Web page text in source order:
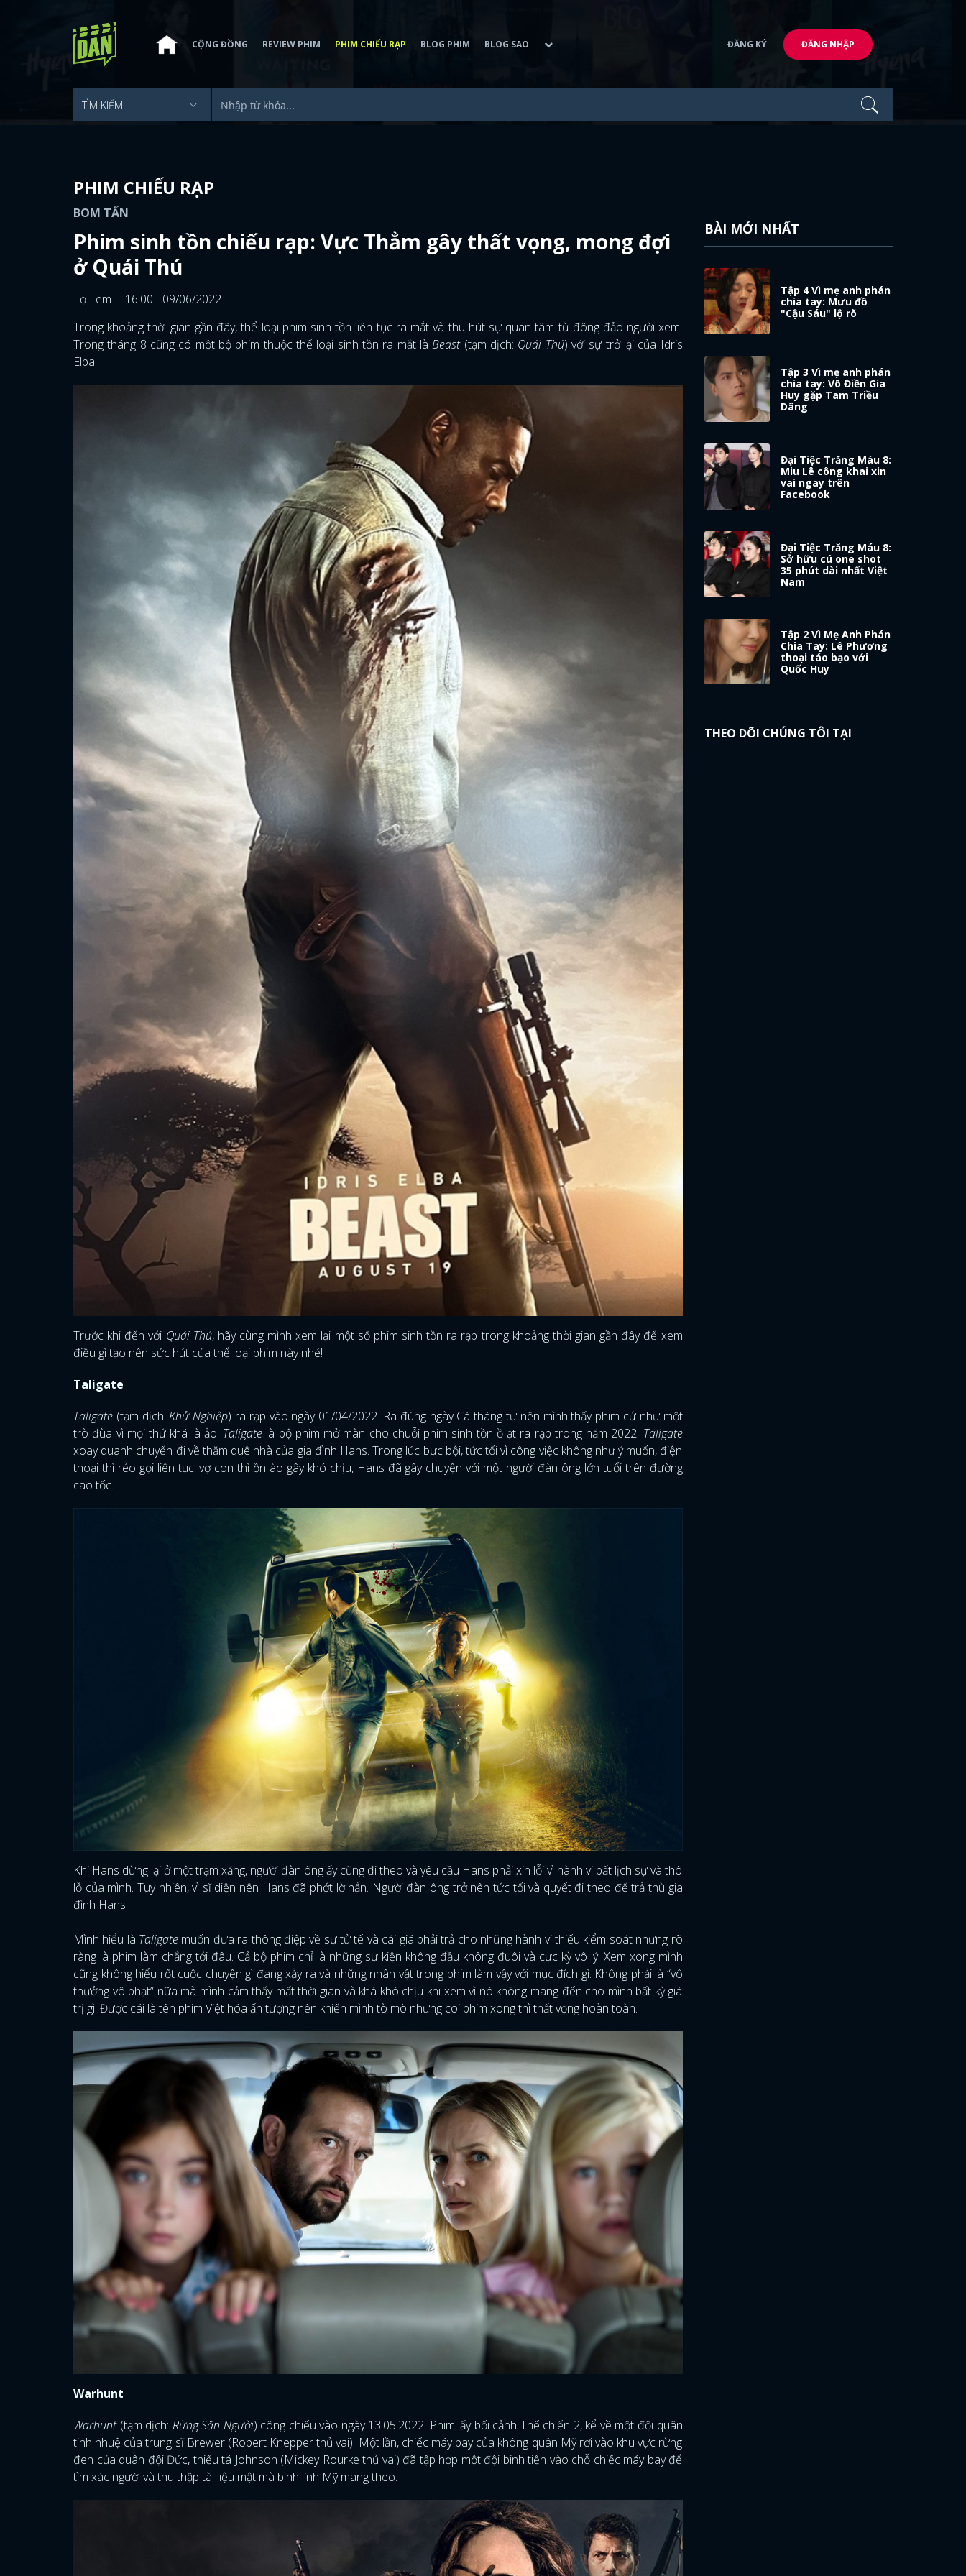
ĐĂNG NHẬP
FACEBOOK GOOGLE
CỘNG ĐỒNG REVIEW PHIM PHIM CHIẾU RẠP BLOG PHIM BLOG SAO ĐĂNG KÝ ĐĂNG NHẬP
PHIM CHIẾU RẠP
BOM TẤN
Phim sinh tồn chiếu rạp: Vực Thẳm gây thất vọng, mong đợi
ở Quái Thú
Lọ Lem
16:00 - 09/06/2022
Trong khoảng thời gian gần đây, thể loại phim sinh tồn liên tục ra mắt và thu hút sự quan tâm từ đông đảo người xem.
Trong tháng 8 cũng có một bộ phim thuộc thể loại sinh tồn ra mắt làBeast(tạm dịch: Quái Thú) với sự trở lại của Idris
Elba.
Trước khi đến với Quái Thú, hãy cùng mình xem lại một số phim sinh tồn ra rạp trong khoảng thời gian gần đây để xem
điều gì tạo nên sức hút của thể loại phim này nhé!
Taligate
Taligate (tạm dịch:Khử Nghiệp) ra rạp vào ngày 01/04/2022. Ra đúng ngày Cá tháng tư nên mình thấy phim cứ như một
trò đùa vì mọi thứ khá là ảo. Taligate là bộ phim mở màn cho chuỗi phim sinh tồn ồ ạt ra rạp trong năm 2022. Taligate
xoay quanh chuyến đi về thăm quê nhà của gia đình Hans. Trong lúc bực bội, tức tối vì công việc không như ý muốn, điện
thoại thì réo gọi liên tục, vợ con thì ồn ào gây khó chịu, Hans đã gây chuyện với một người đàn ông lớn tuổi trên đường
cao tốc.
Khi Hans dừng lại ở một trạm xăng, người đàn ông ấy cũng đi theo và yêu cầu Hans phải xin lỗi vì hành vi bất lịch sự và thô
lỗ của mình. Tuy nhiên, vì sĩ diện nên Hans đã phớt lờ hắn. Người đàn ông trở nên tức tối và quyết đi theo để trả thù gia
đình Hans.
Mình hiểu là Taligate muốn đưa ra thông điệp về sự tử tế và cái giá phải trả cho những hành vi thiếu kiểm soát nhưng rõ
ràng là phim làm chẳng tới đâu. Cả bộ phim chỉ là những sự kiện không đầu không đuôi và cực kỳ vô lý. Xem xong mình
cũng không hiểu rốt cuộc chuyện gì đang xảy ra và những nhân vật trong phim làm vậy với mục đích gì. Không phải là “vô
thưởng vô phạt” nữa mà mình cảm thấy mất thời gian và khá khó chịu khi xem vì nó không mang đến cho mình bất kỳ giá
trị gì. Được cái là tên phim Việt hóa ấn tượng nên khiến mình tò mò nhưng coi phim xong thì thất vọng hoàn toàn.
Warhunt
Warhunt(tạm dịch: Rừng Săn Người) công chiếu vào ngày 13.05.2022. Phim lấy bối cảnh Thế chiến 2, kể về một đội quân
tinh nhuệ của trung sĩ Brewer (Robert Knepper thủ vai). Một lần, chiếc máy bay của không quân Mỹ rơi vào khu vực rừng
đen của quân đội Đức, thiếu tá Johnson (Mickey Rourke thủ vai) đã tập hợp một đội binh tiến vào chỗ chiếc máy bay để
tìm xác người và thu thập tài liệu mật mà binh lính Mỹ mang theo.
BÀI MỚI NHẤT
Tập 4 Vì mẹ anh phán
chia tay: Mưu đồ
"Cậu Sáu" lộ rõ
Tập 3 Vì mẹ anh phán
chia tay: Võ Điền Gia
Huy gặp Tam Triều
Dâng
Đại Tiệc Trăng Máu 8:
Miu Lê công khai xin
vai ngay trên
Facebook
Đại Tiệc Trăng Máu 8:
Sở hữu cú one shot
35 phút dài nhất Việt
Nam
Tập 2 Vì Mẹ Anh Phán
Chia Tay: Lê Phương
thoại táo bạo với
Quốc Huy
THEO DÕI CHÚNG TÔI TẠI